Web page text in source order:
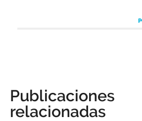
Publicaciones
relacionadas